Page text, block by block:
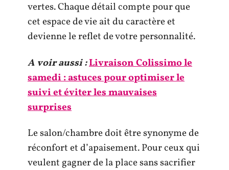
vertes. Chaque détail compte pour que
cet espace de vie ait du caractère et
devienne le reflet de votre personnalité.
A voir aussi :Livraison Colissimo le
samedi : astuces pour optimiser le
suivi et éviter les mauvaises
surprises
Le salon/chambre doit être synonyme de
réconfort et d’apaisement. Pour ceux qui
veulent gagner de la place sans sacrifier